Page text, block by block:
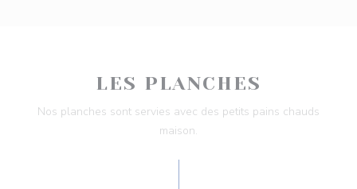
LES PLANCHES
Nos planches sont servies avec des petits pains chauds
maison.